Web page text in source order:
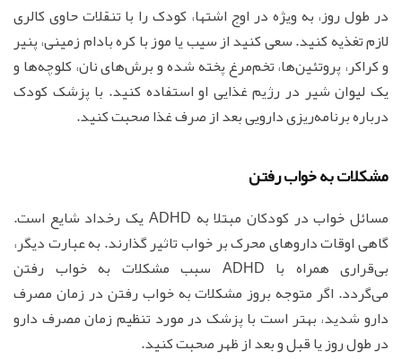
در طول روز، به ویژه در اوج اشتها، کودک را با تنقلات حاوی کالری
لازم تغذیه کنید. سعی کنید از سیب یا موز با کره بادام زمینی، پنیر
و کراکر، پروتئین‌ها، تخم‌مرغ پخته شده و برش‌های نان، کلوچه‌ها و
یک لیوان شیر در رژیم غذایی او استفاده کنید. با پزشک کودک
درباره برنامه‌ریزی دارویی بعد از صرف غذا صحبت کنید.
مشکلات به خواب رفتن
مسائل خواب در کودکان مبتلا به ADHD یک رخداد شایع است.
گاهی اوقات داروهای محرک بر خواب تاثیر گذارند. به عبارت دیگر،
بی‌قراری همراه با ADHD سبب مشکلات به خواب رفتن
می‌گردد. اگر متوجه بروز مشکلات به خواب رفتن در زمان مصرف
دارو شدید، بهتر است با پزشک در مورد تنظیم زمان مصرف دارو
در طول روز یا قبل و بعد از ظهر صحبت کنید.